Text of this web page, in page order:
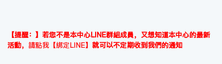
【提醒：】若您不是本中心LINE群組成員，又想知道本中心的最新
活動， 請點我【綁定LINE】 就可以不定期收到我們的通知